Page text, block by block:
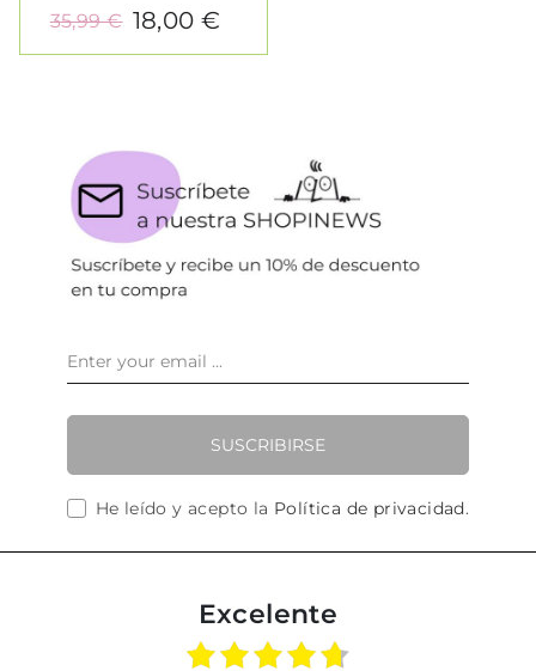
18,00 €
35,99 €
SUSCRIBIRSE
He leído y acepto la Política de privacidad.
Excelente